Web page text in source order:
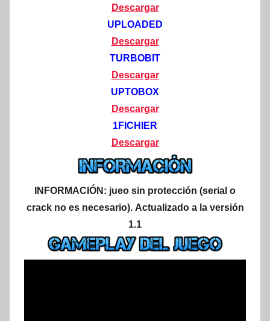
Descargar
UPLOADED
Descargar
TURBOBIT
Descargar
UPTOBOX
Descargar
1FICHIER
Descargar
INFORMACIÓN: jueo sin protección (serial o
crack no es necesario). Actualizado a la versión
1.1